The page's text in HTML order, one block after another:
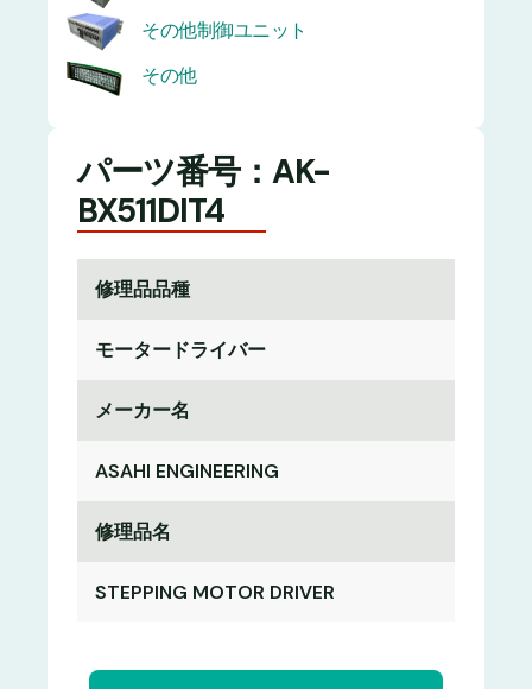
その他制御ユニット
その他
パーツ番号：AK-
BX511DIT4
修理品品種
モータードライバー
メーカー名
ASAHI ENGINEERING
修理品名
STEPPING MOTOR DRIVER